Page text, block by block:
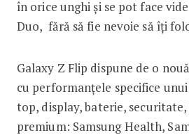
în orice unghi și se pot face
Duo, fără să fie nevoie să îți
Galaxy Z Flip dispune de o
cu performanțele specifice
top, display, baterie,
premium: Samsung Health,